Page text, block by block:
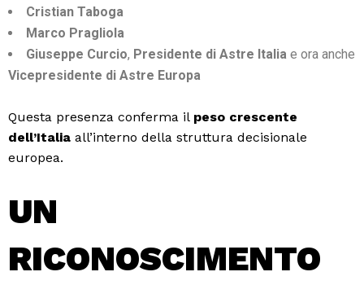
Cristian Taboga
Marco Pragliola
Giuseppe Curcio, Presidente di Astre Italia e ora anche
Vicepresidente di Astre Europa
Questa presenza conferma il peso crescente
dell’Italia all’interno della struttura decisionale
europea.
UN
RICONOSCIMENTO